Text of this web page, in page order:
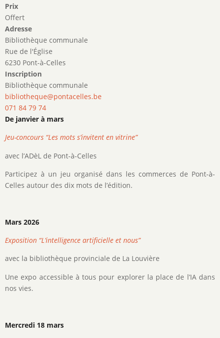
Prix
Offert
Adresse
Bibliothèque communale
Rue de l'Église
6230 Pont-à-Celles
Inscription
Bibliothèque communale
bibliotheque@pontacelles.be
071 84 79 74
De janvier à mars
Jeu-concours “Les mots s’invitent en vitrine”
avec l’ADèL de Pont-à-Celles
Participez à un jeu organisé dans les commerces de Pont-à-
Celles autour des dix mots de l’édition.
Mars 2026
Exposition “L’intelligence artificielle et nous”
avec la bibliothèque provinciale de La Louvière
Une expo accessible à tous pour explorer la place de l’IA dans
nos vies.
Mercredi 18 mars